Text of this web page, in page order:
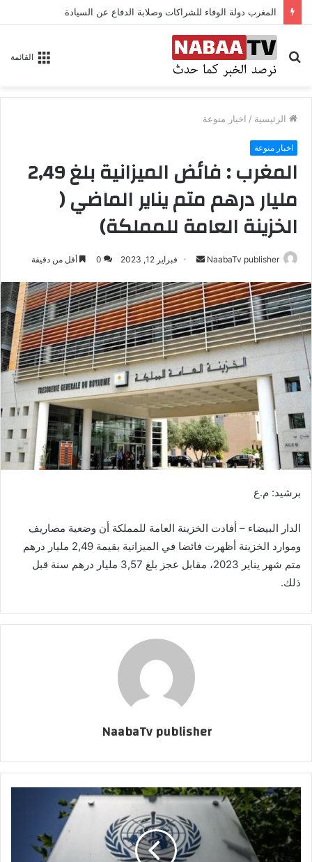
المغرب دولة الوفاء للشراكات وصلابة الدفاع عن السيادة
القائمة
بحث
عن
الرئيسية / اخبار منوعة
اخبار منوعة
المغرب : فائض الميزانية بلغ 2,49
مليار درهم متم يناير الماضي (
الخزينة العامة للمملكة)
NaabaTv publisher
س
ل
ب
ر
ي
د
ل
ك
ت
ي
ا
فبراير 12, 2023 0 أقل من دقيقة
برشيد: م.ع
الدار البيضاء – أفادت الخزينة العامة للمملكة أن وضعية مصاريف
وموارد الخزينة أظهرت فائضا في الميزانية بقيمة 2,49 مليار درهم
متم شهر يناير 2023، مقابل عجز بلغ 3,57 مليار درهم سنة قبل
ذلك.
NaabaTv publisher